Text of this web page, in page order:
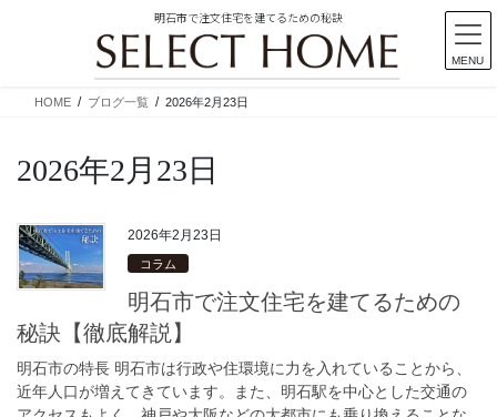
明石市で注文住宅を建てるための秘訣
HOME ブログ一覧 2026年2月23日
2026年2月23日
2026年2月23日
コラム
明石市で注文住宅を建てるための
秘訣【徹底解説】
明石市の特長 明石市は行政や住環境に力を入れていることから、
近年人口が増えてきています。また、明石駅を中心とした交通の
MENU